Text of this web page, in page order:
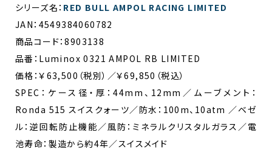
シリーズ名： RED BULL AMPOL RACING LIMITED
JAN：4549384060782
商品コード：8903138
品番：Luminox 0321 AMPOL RB LIMITED
価格：￥63,500（税別）／￥69,850（税込）
SPEC：ケース径・厚：44mm、12mm／ムーブメント：
Ronda 515 スイスクォーツ／防水：100m、10atm ／ベゼ
ル：逆回転防止機能／風防：ミネラルクリスタルガラス／電
池寿命：製造から約4年／スイスメイド